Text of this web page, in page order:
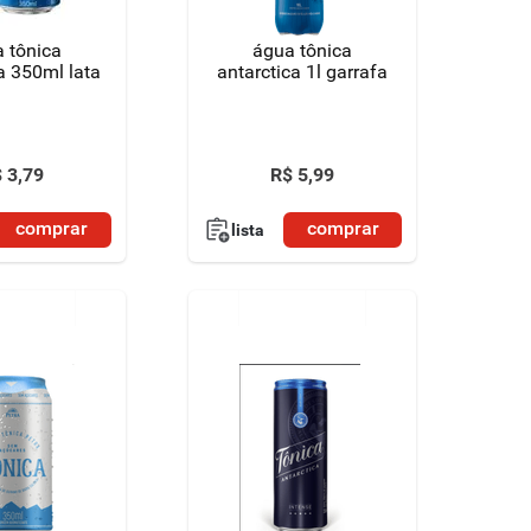
tônica
350ml lata
3,79
comprar
água tônica
antarctica 1l garrafa
R$ 5,99
lista comprar